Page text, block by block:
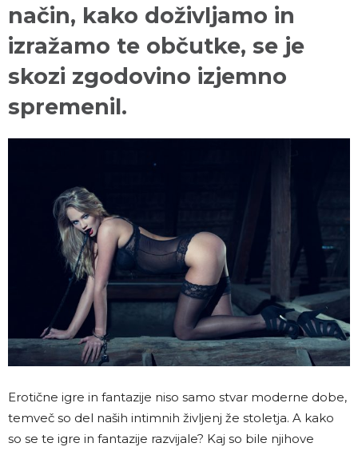
način, kako doživljamo in
izražamo te občutke, se je
skozi zgodovino izjemno
spremenil.
Erotične igre in fantazije niso samo stvar moderne dobe,
temveč so del naših intimnih življenj že stoletja. A kako
so se te igre in fantazije razvijale? Kaj so bile njihove